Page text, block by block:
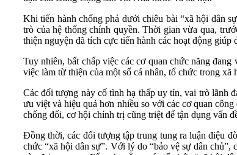
Khi tiến hành chống phá dưới chiêu bài “xã hội dân
trò của hệ thống chính quyền. Thời gian vừa qua,
thiện nguyện đã tích cực tiến hành các hoạt động
Tuy nhiên, bất chấp việc các cơ quan chức năng
việc làm từ thiện của một số cá nhân, tổ chức trong
Các đối tượng này cố tình hạ thấp uy tín, vai trò lãnh
ưu việt và hiệu quả hơn nhiều so với các cơ quan
chống đối, cơ hội chính trị cũng triệt để tận dụng vấn
Đồng thời, các đối tượng tập trung tung ra luận điệu
chức “xã hội dân sự”. Với lý do “bảo vệ sự dân